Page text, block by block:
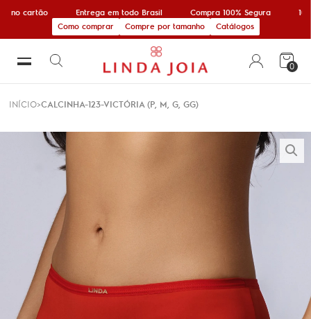
no cartão Entrega em todo Brasil Compra 100% Segura
Como comprar
Compre por tamanho Catálogos
0
INÍCIO CALCINHA-123-VICTÓRIA (P, M, G, GG)